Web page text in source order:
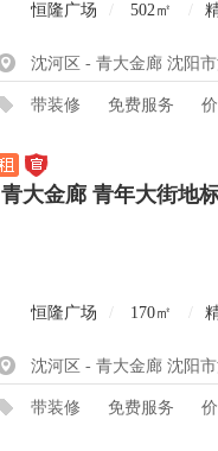
恒隆广场 / 502㎡ /
沈河区 - 青大金廊 沈阳
带装修 免费服务
青大金廊 青年大街地
恒隆广场 / 170㎡ /
沈河区 - 青大金廊 沈阳
带装修 免费服务